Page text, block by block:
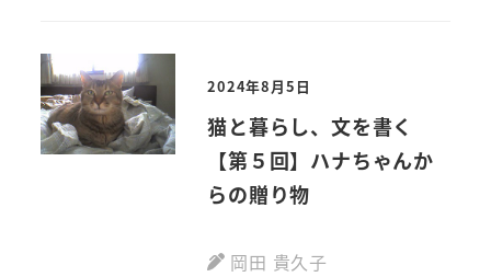
2024年8月5日
猫と暮らし、文を書く
【第５回】ハナちゃんか
らの贈り物
岡田 貴久子